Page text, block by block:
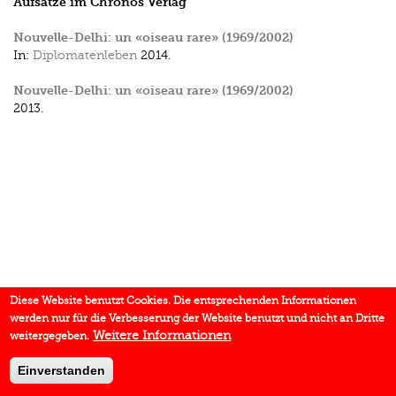
Nouvelle-Delhi: un «oiseau rare» (1969/2002)
In: Diplomatenleben 2014.
Nouvelle-Delhi: un «oiseau rare» (1969/2002)
2013.
Diese Website benutzt Cookies. Die entsprechenden Informationen
werden nur für die Verbesserung der Website benutzt und nicht an Dritte
weitergegeben. Weitere Informationen
Einverstanden